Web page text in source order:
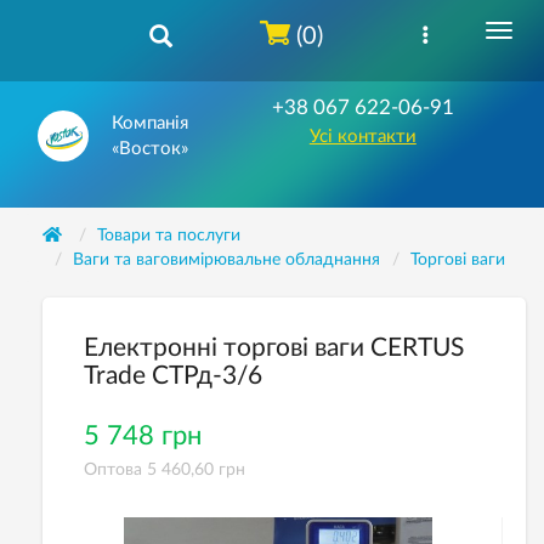
Компанія
«Восток»
+38 067 622-06-91
Усі контакти
(0)
Товари та послуги
Ваги та ваговимірювальне обладнання
Торгові ваги
Електронні торгові ваги CERTUS
Trade СТРд-3/6
5 748 грн
Оптова 5 460,60 грн